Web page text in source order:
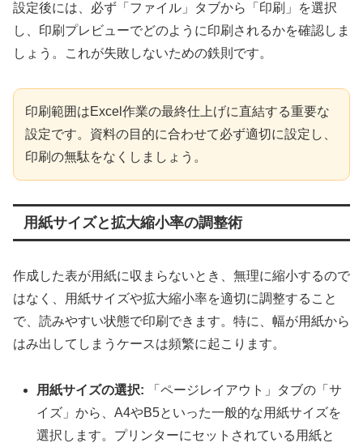
設定後には、必ず「ファイル」タブから「印刷」を選択
し、印刷プレビューでどのように印刷されるかを確認しま
しょう。これが失敗しないための鉄則です。
印刷範囲はExcel作業の最終仕上げに直結する重要な
設定です。資料の目的に合わせて必ず適切に設定し、
印刷の無駄をなくしましょう。
用紙サイズと拡大縮小率の調整術
作成した表が用紙に収まらないとき、無理に縮小するので
はなく、用紙サイズや拡大縮小率を適切に調整すること
で、読みやすい状態で印刷できます。特に、幅が用紙から
はみ出してしまうケースは頻繁に起こります。
用紙サイズの選択: 「ページレイアウト」タブの「サ
イズ」から、A4やB5といった一般的な用紙サイズを
選択します。プリンターにセットされている用紙と